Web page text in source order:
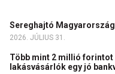
Sereghajtó
2026. JÚLIUS 31.
Több mint 2 millió
lakásvásárlók egy jó